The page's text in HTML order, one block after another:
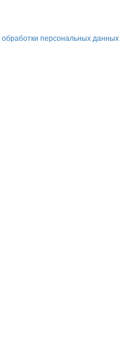
обработки персональных данных